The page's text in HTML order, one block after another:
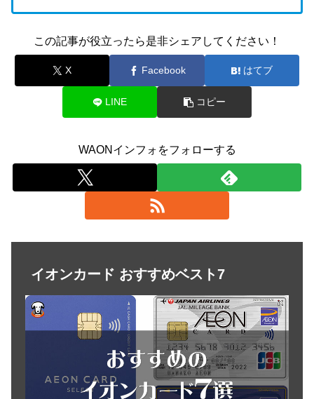
この記事が役立ったら是非シェアしてください！
X Facebook はてブ
LINE コピー
WAONインフォをフォローする
イオンカード おすすめベスト7